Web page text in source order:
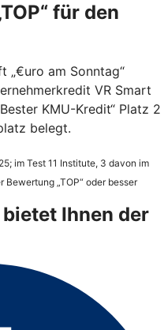
für den
„€uro am Sonntag“
VR Smart
KMU-Kredit“ Platz 2
belegt.
im Test 11 Institute, 3 davon im
„TOP“ oder besser
Ihnen der